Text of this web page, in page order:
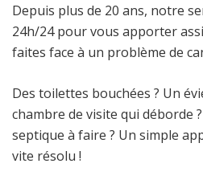
Depuis plus de 20 ans, notre
24h/24 pour vous apporter
faites face à un problème de
Des toilettes bouchées ? Un
chambre de visite qui déborde
septique à faire ? Un simple
vite résolu !